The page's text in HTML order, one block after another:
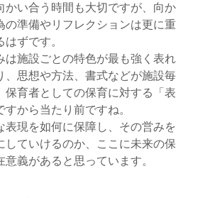
かい合う時間も大切ですが、向か
の準備やリフレクションは更に重
ずです。
は施設ごとの特色が最も強く表れ
、思想や方法、書式などが施設毎
保育者としての保育に対する「表
から当たり前ですね。
表現を如何に保障し、その営みを
していけるのか、ここに未来の保
義があると思っています。